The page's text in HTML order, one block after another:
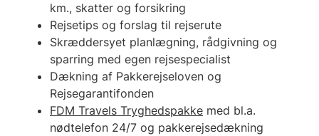
km., skatter og forsikring
Rejsetips og forslag til rejserute
Skræddersyet planlægning, rådgivning og
sparring med egen rejsespecialist
Dækning af Pakkerejseloven og
Rejsegarantifonden
FDM Travels Tryghedspakke med bl.a.
nødtelefon 24/7 og pakkerejsedækning